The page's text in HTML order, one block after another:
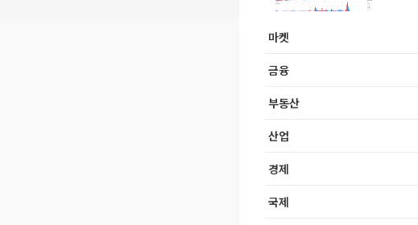
마켓
금융
부동산
산업
경제
국제